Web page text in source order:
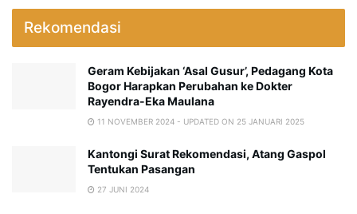
Rekomendasi
Geram Kebijakan ‘Asal Gusur’, Pedagang Kota
Bogor Harapkan Perubahan ke Dokter
Rayendra-Eka Maulana
11 NOVEMBER 2024 - UPDATED ON 25 JANUARI 2025
Kantongi Surat Rekomendasi, Atang Gaspol
Tentukan Pasangan
27 JUNI 2024